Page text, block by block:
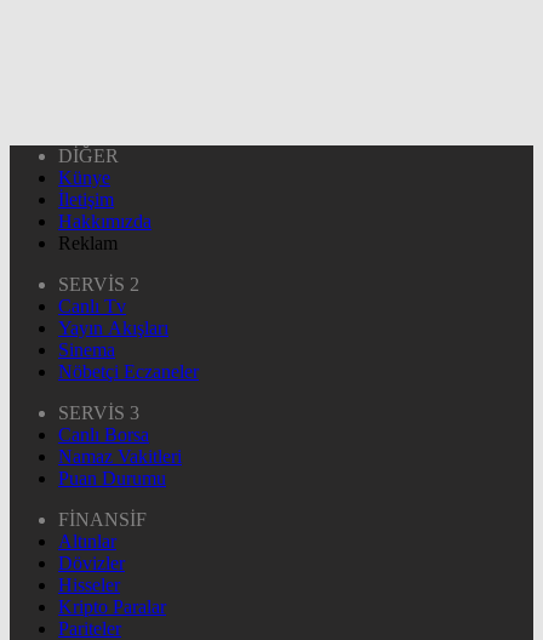
DİĞER
Künye
İletişim
Hakkımızda
Reklam
SERVİS 2
Canlı Tv
Yayın Akışları
Sinema
Nöbetçi Eczaneler
SERVİS 3
Canlı Borsa
Namaz Vakitleri
Puan Durumu
FİNANSİF
Altınlar
Dövizler
Hisseler
Kripto Paralar
Pariteler